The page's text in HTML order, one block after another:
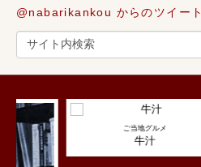
@nabarikankou からのツイート